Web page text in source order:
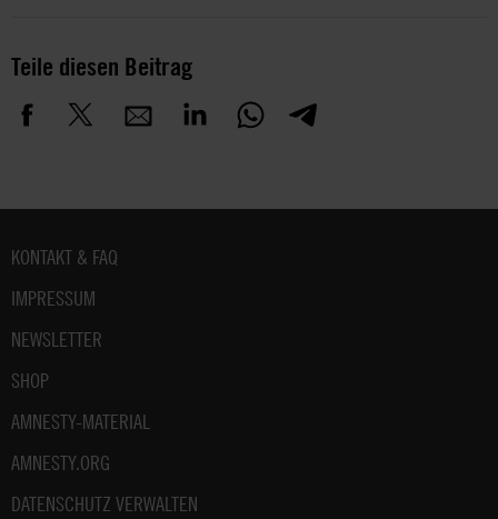
Teile diesen Beitrag
Fußbereich
KONTAKT & FAQ
IMPRESSUM
NEWSLETTER
SHOP
AMNESTY-MATERIAL
AMNESTY.ORG
DATENSCHUTZ VERWALTEN